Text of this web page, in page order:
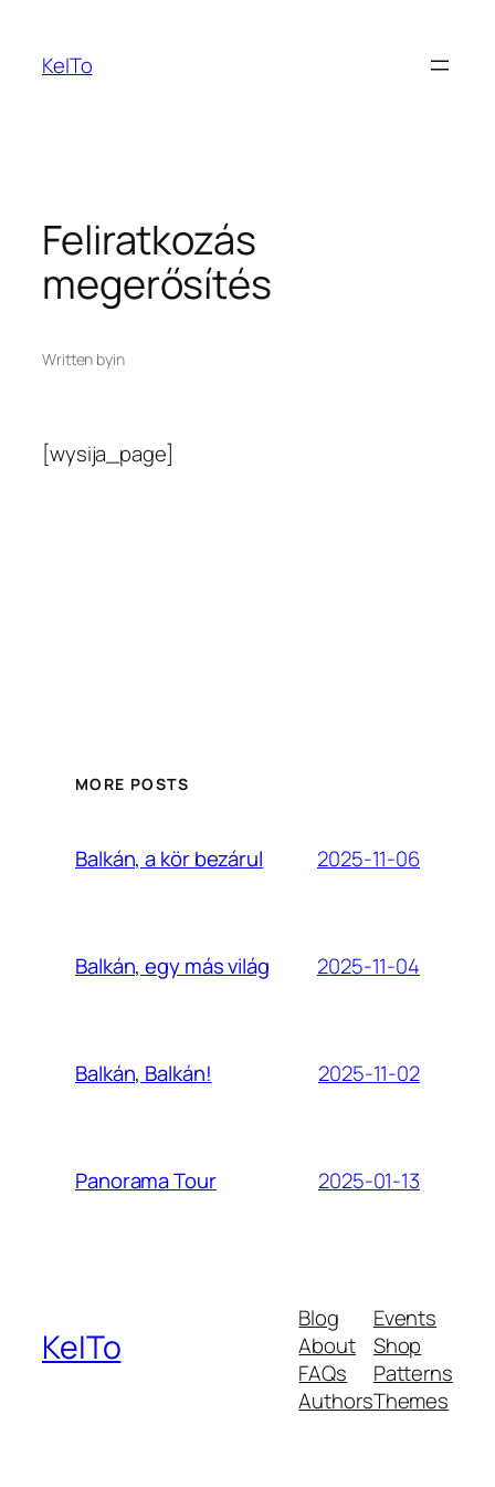
tartalomhoz
KeITo
Feliratkozás
megerősítés
Written byin
[wysija_page]
MORE POSTS
Balkán, a kör bezárul 2025-11-06
Balkán, egy más világ 2025-11-04
Balkán, Balkán! 2025-11-02
Panorama Tour 2025-01-13
KeITo
Blog
About
FAQs
Authors
Events
Shop
Patterns
Themes